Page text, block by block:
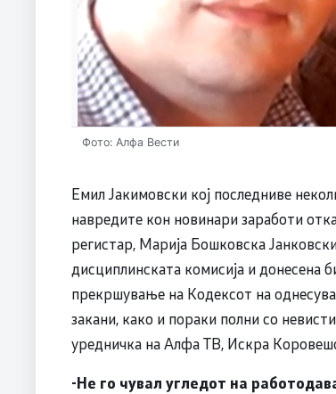
Фото: Алфа Вести
Емил Јакимовски коj последниве
навредите кон новинари заработи
регистар, Марија Бошковска
дисциплинската комисија и донесена
прекршување на Кодексот на
закани, како и пораки полни со
уредничка на Алфа ТВ, Искра
-Не го чувал угледот на